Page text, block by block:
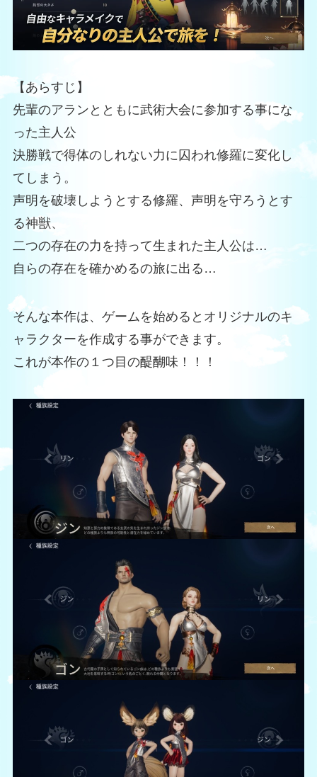
【あらすじ】
先輩のアランとともに武術大会に参加する事にな
った主人公
決勝戦で得体のしれない力に囚われ修羅に変化し
てしまう。
声明を破壊しようとする修羅、声明を守ろうとす
る神獣、
二つの存在の力を持って生まれた主人公は…
自らの存在を確かめるの旅に出る…
そんな本作は、ゲームを始めるとオリジナルのキ
ャラクターを作成する事ができます。
これが本作の１つ目の醍醐味！！！